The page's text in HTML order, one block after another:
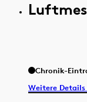
Chronik-
Weitere